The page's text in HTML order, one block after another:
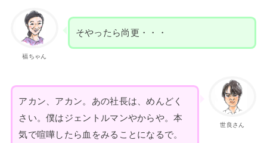
福ちゃん
そやったら尚更・・・
世良さん
アカン、アカン。あの社長は、めんどく
さい。僕はジェントルマンやからや。本
気で喧嘩したら血をみることになるで。